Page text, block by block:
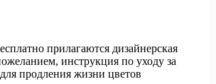
прилагаются дизайнерская
инструкция по уходу за
продления жизни цветов